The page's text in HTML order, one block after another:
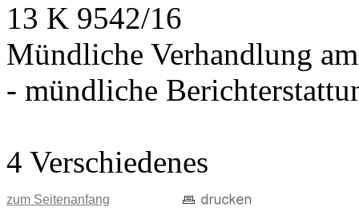
13 K 9542/16
Mündliche Verhandlung
- mündliche
4 Verschiedenes
zum Seitenanfang